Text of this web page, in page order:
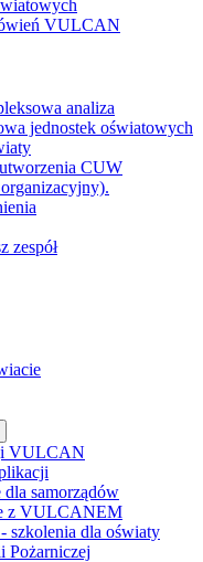
VULCAN
analiza
jednostek oświatowych
CUW
zespół
VULCAN
dla samorządów
z VULCANEM
dla oświaty
Pożarniczej